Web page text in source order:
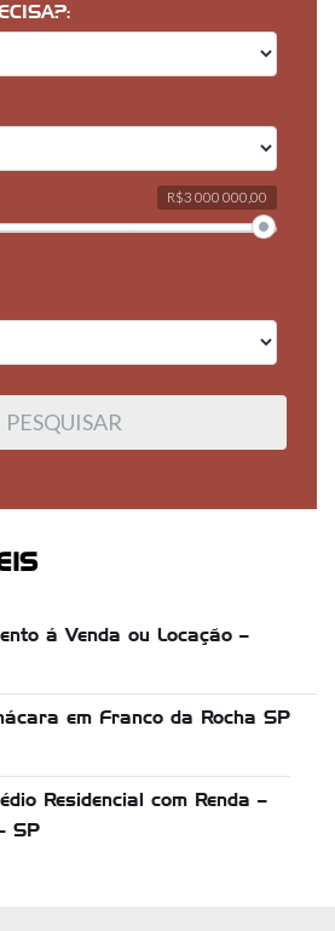
R$3 000 000,00
á Venda ou Locação –
em Franco da Rocha SP
Residencial com Renda –
SP